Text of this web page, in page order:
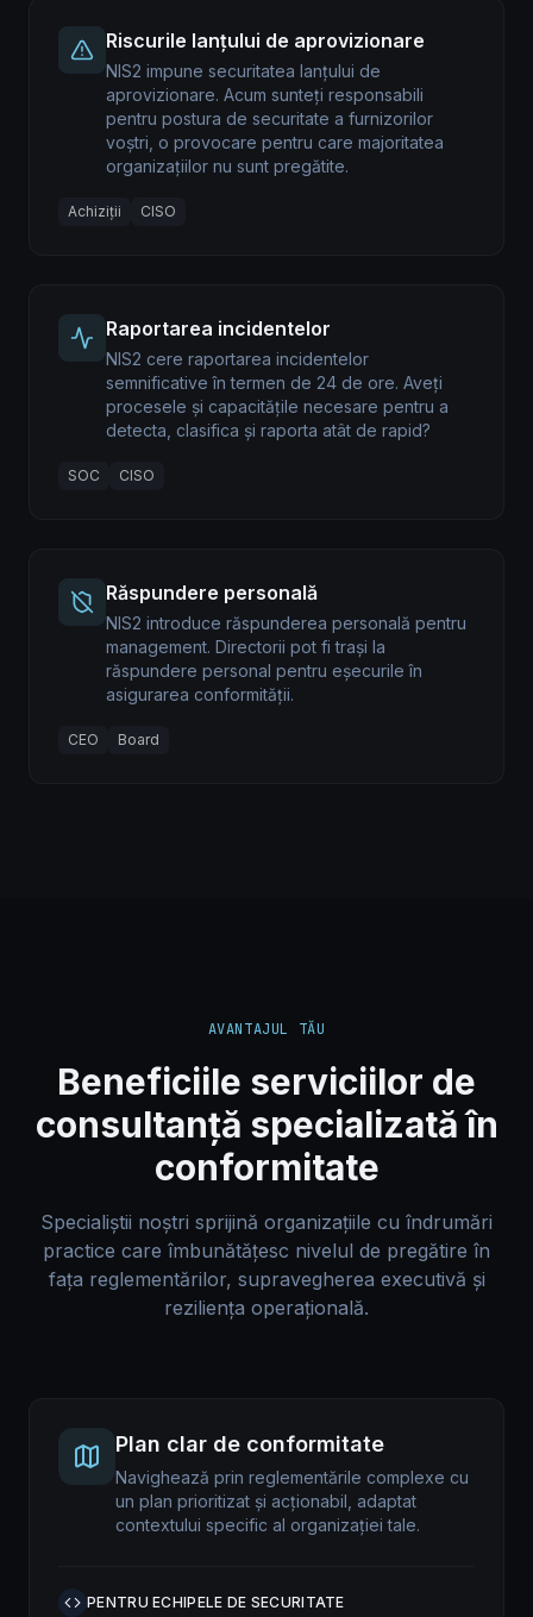
Riscurile lanțului de aprovizionare
NIS2 impune securitatea lanțului de
aprovizionare. Acum sunteți responsabili
pentru postura de securitate a furnizorilor
voștri, o provocare pentru care majoritatea
organizațiilor nu sunt pregătite.
Achiziții CISO
Raportarea incidentelor
NIS2 cere raportarea incidentelor
semnificative în termen de 24 de ore. Aveți
procesele și capacitățile necesare pentru a
detecta, clasifica și raporta atât de rapid?
SOC CISO
Răspundere personală
NIS2 introduce răspunderea personală pentru
management. Directorii pot fi trași la
răspundere personal pentru eșecurile în
asigurarea conformității.
CEO Board
AVANTAJUL TĂU
Beneficiile serviciilor de
consultanță specializată în
conformitate
Specialiștii noștri sprijină organizațiile cu îndrumări
practice care îmbunătățesc nivelul de pregătire în
fața reglementărilor, supravegherea executivă și
reziliența operațională.
Plan clar de conformitate
Navighează prin reglementările complexe cu
un plan prioritizat și acționabil, adaptat
contextului specific al organizației tale.
PENTRU ECHIPELE DE SECURITATE